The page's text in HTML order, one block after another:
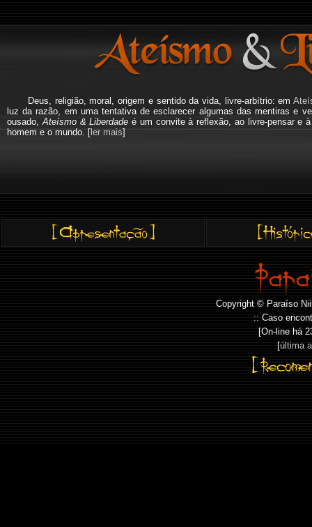
Deus, religião, moral, origem e sentido da vida, livre-arbítrio: em
luz da razão, em uma tentativa de esclarecer algumas das mentiras e
ousado, Ateísmo & Liberdade é um convite à reflexão, ao livre-pensar e
homem e o mundo. [ler mais]
Copyright © Paraíso
:: Caso
[On-line há
[última